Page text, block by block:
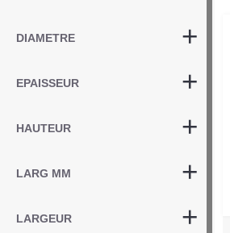
DIAMETRE
EPAISSEUR
HAUTEUR
LARG MM
LARGEUR